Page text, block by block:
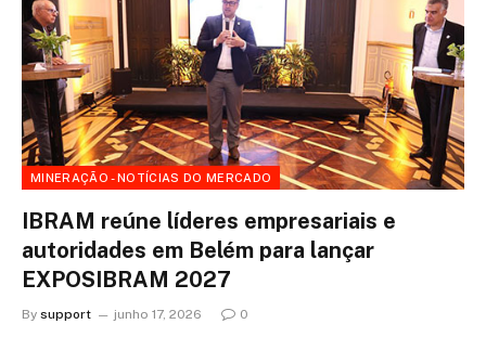
MINERAÇÃO - NOTÍCIAS DO MERCADO
IBRAM reúne líderes empresariais e
autoridades em Belém para lançar
EXPOSIBRAM 2027
By support junho 17, 2026 0